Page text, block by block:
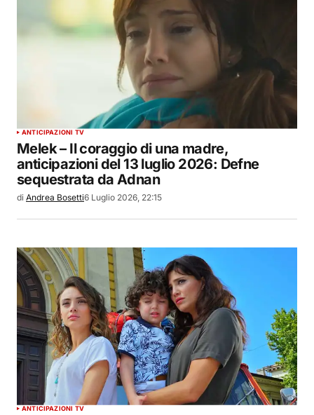
ANTICIPAZIONI TV
Melek – Il coraggio di una madre,
anticipazioni del 13 luglio 2026: Defne
sequestrata da Adnan
di Andrea Bosetti6 Luglio 2026, 22:15
ANTICIPAZIONI TV